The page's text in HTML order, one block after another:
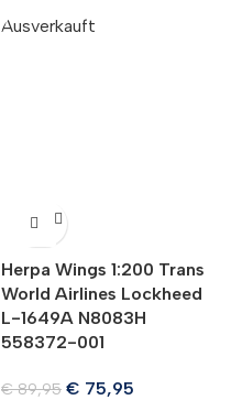
Ausverkauft
Herpa Wings 1:200 Trans
World Airlines Lockheed
L-1649A N8083H
558372-001
€89,95 € 75,95